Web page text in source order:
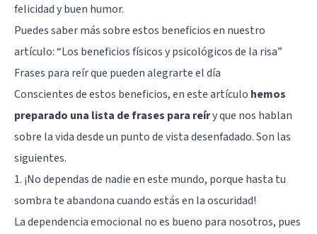
felicidad y buen humor.
Puedes saber más sobre estos beneficios en nuestro
artículo: “Los beneficios físicos y psicológicos de la risa”
Frases para reír que pueden alegrarte el día
Conscientes de estos beneficios, en este artículo hemos
preparado una lista de frases para reíry que nos hablan
sobre la vida desde un punto de vista desenfadado. Son las
siguientes.
1. ¡No dependas de nadie en este mundo, porque hasta tu
sombra te abandona cuando estás en la oscuridad!
La dependencia emocional no es bueno para nosotros, pues